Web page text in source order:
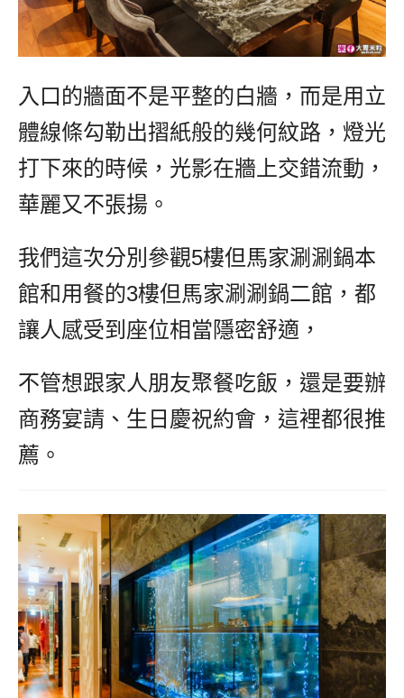
入口的牆面不是平整的白牆，而是用立
體線條勾勒出摺紙般的幾何紋路，燈光
打下來的時候，光影在牆上交錯流動，
華麗又不張揚。
我們這次分別參觀5樓但馬家涮涮鍋本
館和用餐的3樓但馬家涮涮鍋二館，都
讓人感受到座位相當隱密舒適，
不管想跟家人朋友聚餐吃飯，還是要辦
商務宴請、生日慶祝約會，這裡都很推
薦。